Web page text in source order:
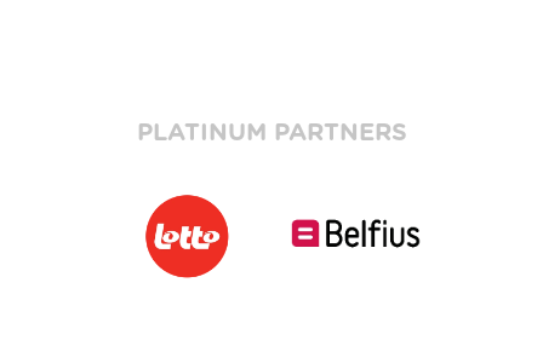
PLATINUM PARTNERS